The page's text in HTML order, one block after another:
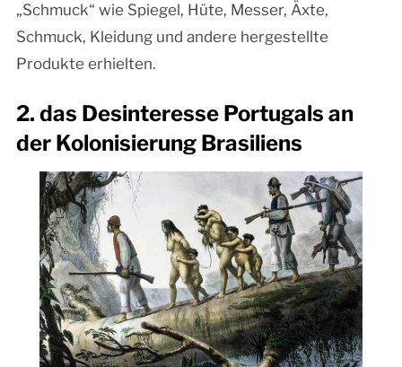
„Schmuck“ wie Spiegel, Hüte, Messer, Äxte,
Schmuck, Kleidung und andere hergestellte
Produkte erhielten.
2. das Desinteresse Portugals an
der Kolonisierung Brasiliens